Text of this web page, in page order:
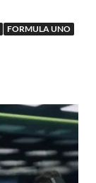
FORMULA UNO